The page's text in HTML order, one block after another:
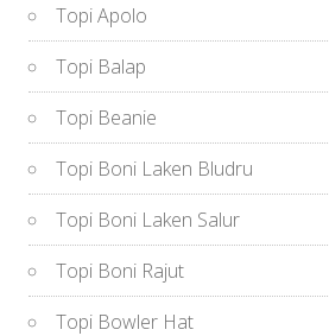
Topi Apolo
Topi Balap
Topi Beanie
Topi Boni Laken Bludru
Topi Boni Laken Salur
Topi Boni Rajut
Topi Bowler Hat